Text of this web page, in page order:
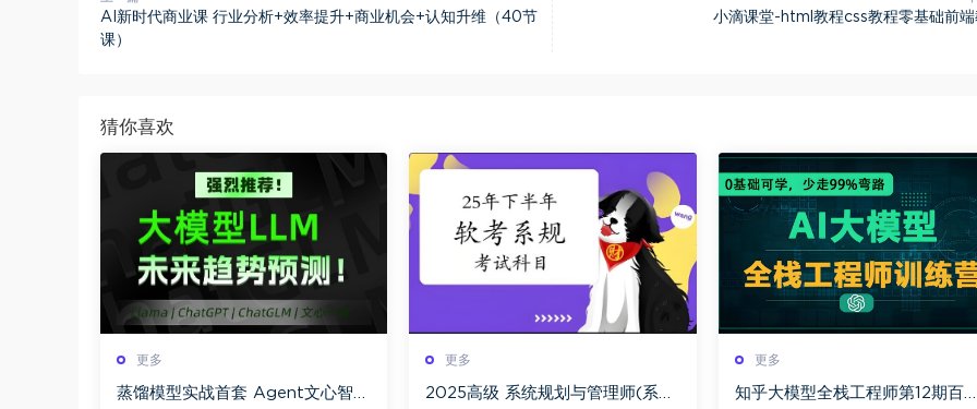
AI新时代商业课 行业分析+效率提升+商业机会+认知升维（40节
课）
小滴课堂-html教程css教程零基础前端
猜你喜欢
更多
蒸馏模型实战首套 Agent文心智能
更多
2025高级 系统规划与管理师(系
更多
知乎大模型全栈工程师第12期百